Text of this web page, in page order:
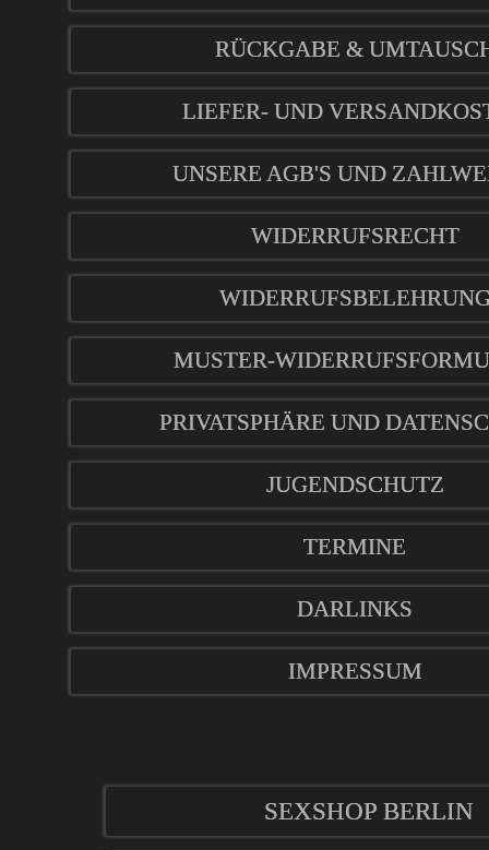
RÜCKGABE &
LIEFER- UND
UNSERE AGB'S UND
WIDERRUFSRECHT
MUSTER-
PRIVATSPHÄRE UND
JUGENDSCHUTZ
TERMINE
DARLINKS
IMPRESSUM
SEXSHOP BERLIN